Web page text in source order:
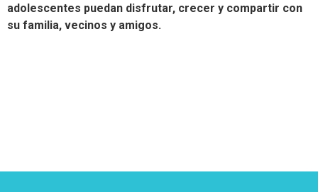
adolescentes puedan disfrutar, crecer y compartir con
su familia, vecinos y amigos.